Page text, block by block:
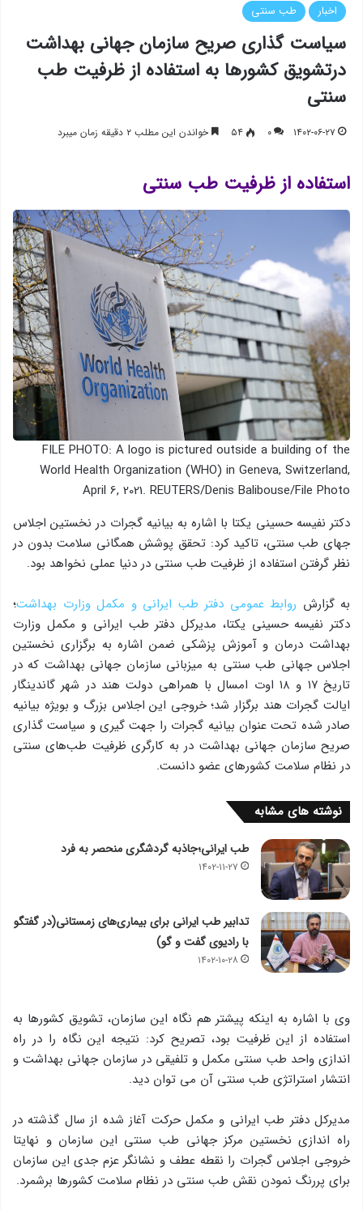
اخبار طب سنتی
سیاست گذاری صریح سازمان جهانی بهداشت
درتشویق کشورها به استفاده از ظرفیت طب
سنتی
۱۴۰۲-۰۶-۲۷ ۰ ۵۴ خواندن این مطلب ۲ دقیقه زمان میبرد
استفاده از ظرفیت طب سنتی
FILE PHOTO: A logo is pictured outside a building of the
World Health Organization (WHO) in Geneva, Switzerland,
April 6, 2021. REUTERS/Denis Balibouse/File Photo
دکتر نفیسه حسینی یکتا با اشاره به بیانیه گجرات در نخستین اجلاس
جهای طب سنتی، تاکید کرد: تحقق پوشش همگانی سلامت بدون در
نظر گرفتن استفاده از ظرفیت طب سنتی در دنیا عملی نخواهد بود.
به گزارش روابط عمومی دفتر طب ایرانی و مکمل وزارت بهداشت؛
دکتر نفیسه حسینی یکتا، مدیرکل دفتر طب ایرانی و مکمل وزارت
بهداشت درمان و آموزش پزشکی ضمن اشاره به برگزاری نخستین
اجلاس جهانی طب سنتی به میزبانی سازمان جهانی بهداشت که در
تاریخ ۱۷ و ۱۸ اوت امسال با همراهی دولت هند در شهر گاندینگار
ایالت گجرات هند برگزار شد؛ خروجی این اجلاس بزرگ و بویژه بیانیه
صادر شده تحت عنوان بیانیه گجرات را جهت گیری و سیاست گذاری
صریح سازمان جهانی بهداشت در به کارگری ظرفیت طب‌های سنتی
در نظام سلامت کشورهای عضو دانست.
نوشته های مشابه
طب ایرانی؛جاذبه گردشگری منحصر به فرد
۱۴۰۲-۱۱-۲۷
تدابیر طب ایرانی برای بیماری‌های زمستانی(در گفتگو
با رادیوی گفت و گو)
۱۴۰۲-۱۰-۲۸
وی با اشاره به اینکه پیشتر هم نگاه این سازمان، تشویق کشورها به
استفاده از این ظرفیت بود، تصریح کرد: نتیجه این نگاه را در راه
اندازی واحد طب سنتی مکمل و تلفیقی در سازمان جهانی بهداشت و
انتشار استراتژی طب سنتی آن می توان دید.
مدیرکل دفتر طب ایرانی و مکمل حرکت آغاز شده از سال گذشته در
راه اندازی نخستین مرکز جهانی طب سنتی این سازمان و نهایتا
خروجی اجلاس گجرات را نقطه عطف و نشانگر عزم جدی این سازمان
برای پررنگ نمودن نقش طب سنتی در نظام سلامت کشورها برشمرد.